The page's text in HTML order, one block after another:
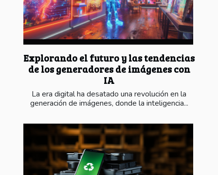
Explorando el futuro y las tendencias
de los generadores de imágenes con
IA
La era digital ha desatado una revolución en la
generación de imágenes, donde la inteligencia...